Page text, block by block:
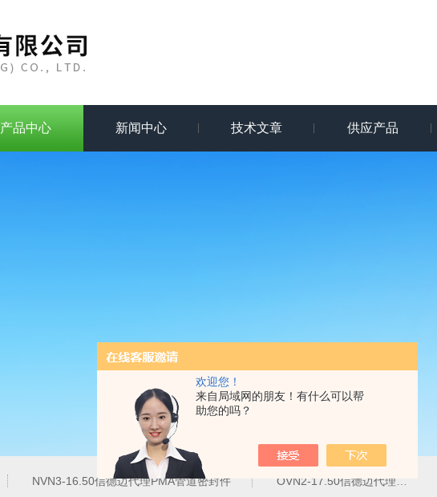
欢迎您！
来自局域网的朋友！有什么可以帮
助您的吗？
产品中心 新闻中心 技术文章 供应产品
NVN3-16.50信德迈代理PMA管道密封件 OVN2-17.50信德迈代理PMA导管夹